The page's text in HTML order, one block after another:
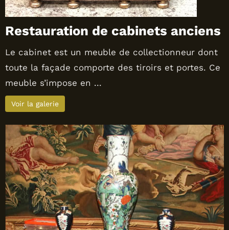
Restauration de cabinets anciens
Le cabinet est un meuble de collectionneur dont
toute la façade comporte des tiroirs et portes. Ce
meuble s’impose en ...
Voir la galerie